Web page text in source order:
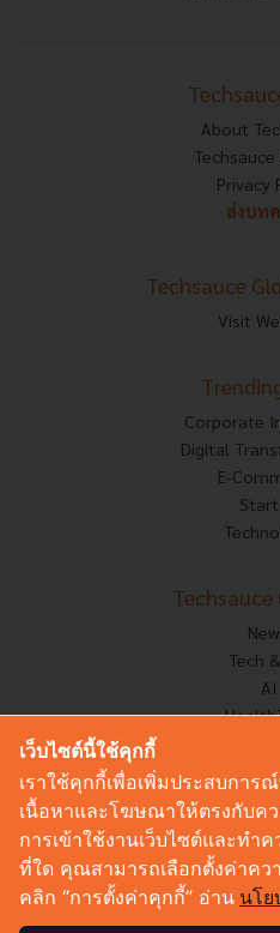
About
Techsauce
Privacy
ส่งบท
Techsauce
Visit
Corporate
Digital
E-
Tech
AI
Corp
Saucy
เว็บไซต์นี้ใช้คุกกี้
เราใช้คุกกี้เพื่อเพิ่มประสบการ
เนื้อหาและโฆษณาให้ตรงกับค
การเข้าใช้งานเว็บไซต์และทำ
ที่ใด คุณสามารถเลือกตั้งค่าคว
คลิก “การตั้งค่าคุกกี้” อ่าน นโย